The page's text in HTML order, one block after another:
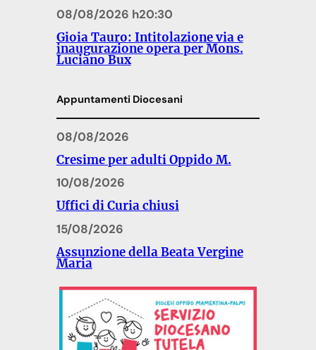
08/08/2026 h20:30
Gioia Tauro: Intitolazione via e
inaugurazione opera per Mons.
Luciano Bux
Appuntamenti Diocesani
08/08/2026
Cresime per adulti Oppido M.
10/08/2026
Uffici di Curia chiusi
15/08/2026
Assunzione della Beata Vergine
Maria